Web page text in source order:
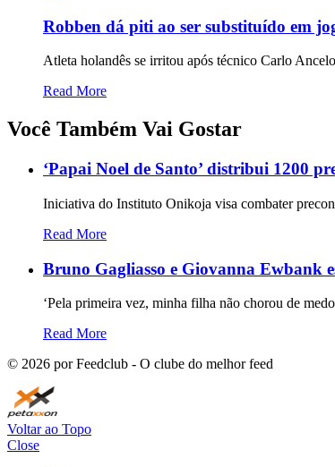
Robben dá piti ao ser substituído em
Atleta holandês se irritou após técnico Carlo
Read More
Você Também Vai Gostar
‘Papai Noel de Santo’ distribui 1200
Iniciativa do Instituto Onikoja visa combater
Read More
Bruno Gagliasso e Giovanna Ewbank
‘Pela primeira vez, minha filha não chorou de
Read More
© 2026 por Feedclub - O clube do melhor feed
Voltar ao Topo
Close